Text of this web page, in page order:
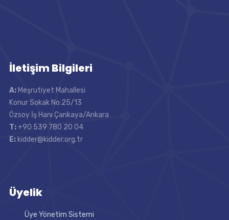
İletişim Bilgileri
A: Meşrutiyet Mahallesi
Konur Sokak No:25/13
Özsoy İş Hanı Çankaya/Ankara
T:+90 539 780 20 04
E: kidder@kidder.org.tr
Üyelik
Üye Yönetim Sistemi